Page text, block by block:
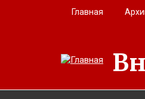
Перейти к основному содержанию
Главная